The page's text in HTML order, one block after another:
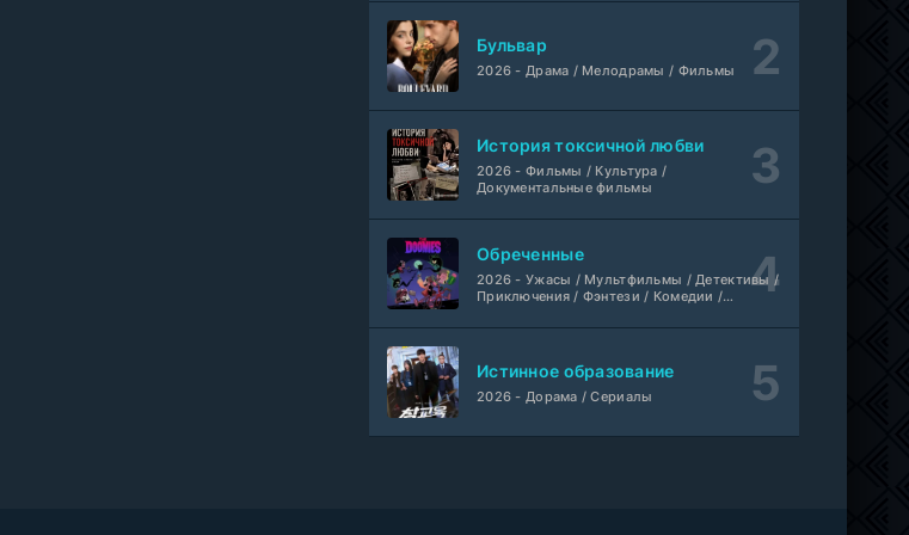
Бульвар
2026 - Драма / Мелодрамы / Фильмы
История токсичной любви
2026 - Фильмы / Культура /
Документальные фильмы
Обреченные
2026 - Ужасы / Мультфильмы / Детективы /
Приключения / Фэнтези / Комедии /
Истинное образование
2026 - Дорама / Сериалы